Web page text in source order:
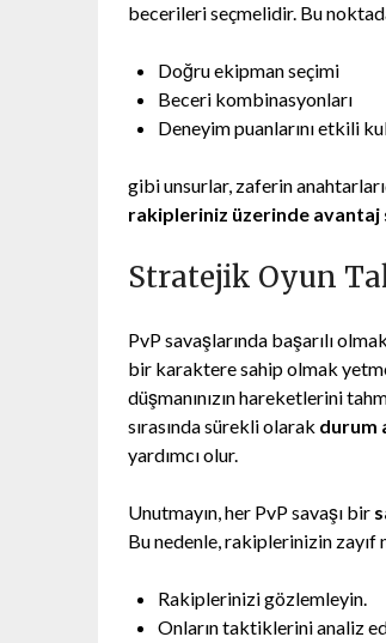
becerileri seçmelidir. Bu
Doğru ekipman seçimi
Beceri kombinasyonları
Deneyim puanlarını etkili
gibi unsurlar, zaferin
rakipleriniz üzerinde avantaj
Stratejik Oyun
PvP savaşlarında başarılı
bir karaktere sahip olmak
düşmanınızın hareketlerini
sırasında sürekli olarak durum
yardımcı olur.
Unutmayın, her PvP savaşı bir
Bu nedenle, rakiplerinizin
Rakiplerinizi gözlemleyin.
Onların taktiklerini analiz